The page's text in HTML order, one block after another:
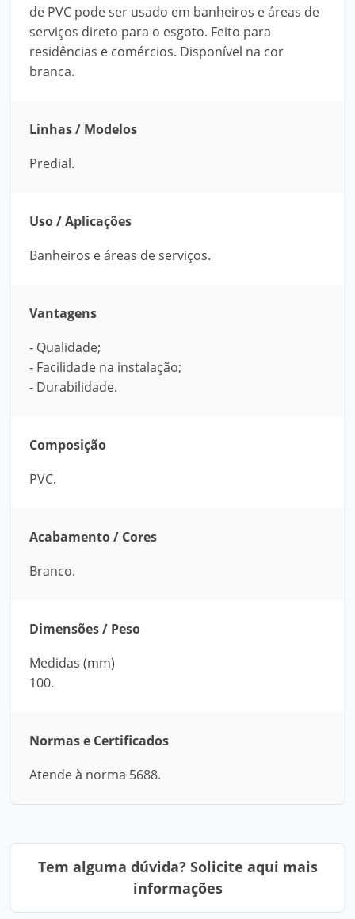
de PVC pode ser usado em banheiros e áreas de
serviços direto para o esgoto. Feito para
residências e comércios. Disponível na cor
branca.
Linhas / Modelos
Predial.
Uso / Aplicações
Banheiros e áreas de serviços.
Vantagens
- Qualidade;
- Facilidade na instalação;
- Durabilidade.
Composição
PVC.
Acabamento / Cores
Branco.
Dimensões / Peso
Medidas (mm)
100.
Normas e Certificados
Atende à norma 5688.
Tem alguma dúvida? Solicite aqui mais
informações